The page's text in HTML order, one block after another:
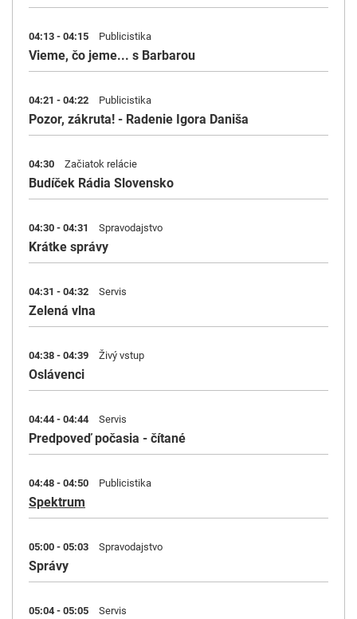
04:13 - 04:15 Publicistika
Vieme, čo jeme... s Barbarou
04:21 - 04:22 Publicistika
Pozor, zákruta! - Radenie Igora Daniša
04:30 Začiatok relácie
Budíček Rádia Slovensko
04:30 - 04:31 Spravodajstvo
Krátke správy
04:31 - 04:32 Servis
Zelená vlna
04:38 - 04:39 Živý vstup
Oslávenci
04:44 - 04:44 Servis
Predpoveď počasia - čítané
04:48 - 04:50 Publicistika
Spektrum
05:00 - 05:03 Spravodajstvo
Správy
05:04 - 05:05 Servis